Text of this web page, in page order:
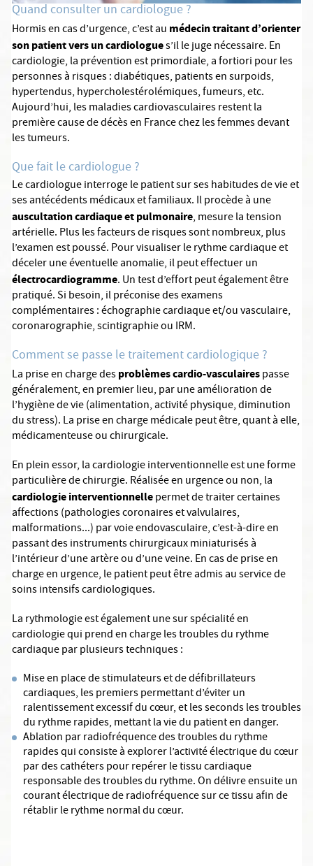
Quand consulter un cardiologue ?
Hormis en cas d’urgence, c’est au médecin traitant d’orienter
son patient vers un cardiologues’il le juge nécessaire. En
cardiologie, la prévention est primordiale, a fortiori pour les
personnes à risques : diabétiques, patients en surpoids,
hypertendus, hypercholestérolémiques, fumeurs, etc.
Aujourd’hui, les maladies cardiovasculaires restent la
première cause de décès en France chez les femmes devant
les tumeurs.
Que fait le cardiologue ?
Le cardiologue interroge le patient sur ses habitudes de vie et
ses antécédents médicaux et familiaux. Il procède à une
auscultation cardiaque et pulmonaire, mesure la tension
artérielle. Plus les facteurs de risques sont nombreux, plus
l’examen est poussé. Pour visualiser le rythme cardiaque et
déceler une éventuelle anomalie, il peut effectuer un
électrocardiogramme. Un test d’effort peut également être
pratiqué. Si besoin, il préconise des examens
complémentaires : échographie cardiaque et/ou vasculaire,
coronarographie, scintigraphie ou IRM.
Comment se passe le traitement cardiologique ?
La prise en charge desproblèmes cardio-vasculairespasse
généralement, en premier lieu, par une amélioration de
l’hygiène de vie (alimentation, activité physique, diminution
du stress). La prise en charge médicale peut être, quant à elle,
médicamenteuse ou chirurgicale.
En plein essor, la cardiologie interventionnelle est une forme
particulière de chirurgie. Réalisée en urgence ou non, la
cardiologie interventionnellepermet de traiter certaines
affections (pathologies coronaires et valvulaires,
malformations...) par voie endovasculaire, c’est-à-dire en
passant des instruments chirurgicaux miniaturisés à
l’intérieur d’une artère ou d’une veine. En cas de prise en
charge en urgence, le patient peut être admis au service de
soins intensifs cardiologiques.
La rythmologie est également une sur spécialité en
cardiologie qui prend en charge les troubles du rythme
cardiaque par plusieurs techniques :
Mise en place de stimulateurs et de défibrillateurs
cardiaques, les premiers permettant d’éviter un
ralentissement excessif du cœur, et les seconds les troubles
du rythme rapides, mettant la vie du patient en danger.
Ablation par radiofréquence des troubles du rythme
rapides qui consiste à explorer l’activité électrique du cœur
par des cathéters pour repérer le tissu cardiaque
responsable des troubles du rythme. On délivre ensuite un
courant électrique de radiofréquence sur ce tissu afin de
rétablir le rythme normal du cœur.